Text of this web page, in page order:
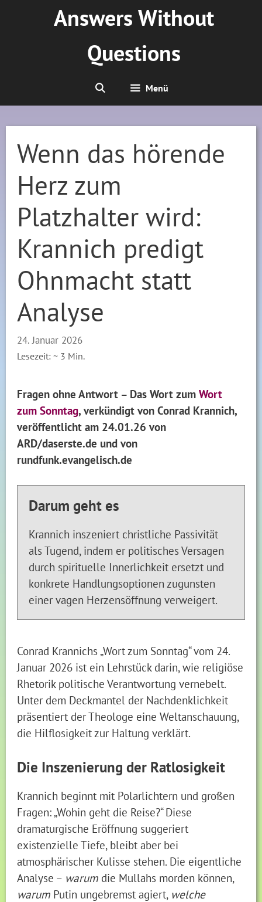
Answers Without
Questions
Menü
Wenn das hörende
Herz zum
Platzhalter wird:
Krannich predigt
Ohnmacht statt
Analyse
24. Januar 2026
Lesezeit: ~ 3 Min.
Fragen ohne Antwort – Das Wort zumWort
zum Sonntag, verkündigt von Conrad Krannich,
veröffentlicht am 24.01.26 von
ARD/daserste.de und von
rundfunk.evangelisch.de
Darum geht es
Krannich inszeniert christliche Passivität
als Tugend, indem er politisches Versagen
durch spirituelle Innerlichkeit ersetzt und
konkrete Handlungsoptionen zugunsten
einer vagen Herzensöffnung verweigert.
Conrad Krannichs „Wort zum Sonntag“ vom 24.
Januar 2026 ist ein Lehrstück darin, wie religiöse
Rhetorik politische Verantwortung vernebelt.
Unter dem Deckmantel der Nachdenklichkeit
präsentiert der Theologe eine Weltanschauung,
die Hilflosigkeit zur Haltung verklärt.
Die Inszenierung der Ratlosigkeit
Krannich beginnt mit Polarlichtern und großen
Fragen: „Wohin geht die Reise?“ Diese
dramaturgische Eröffnung suggeriert
existenzielle Tiefe, bleibt aber bei
atmosphärischer Kulisse stehen. Die eigentliche
Analyse – warum die Mullahs morden können,
warum Putin ungebremst agiert, welche